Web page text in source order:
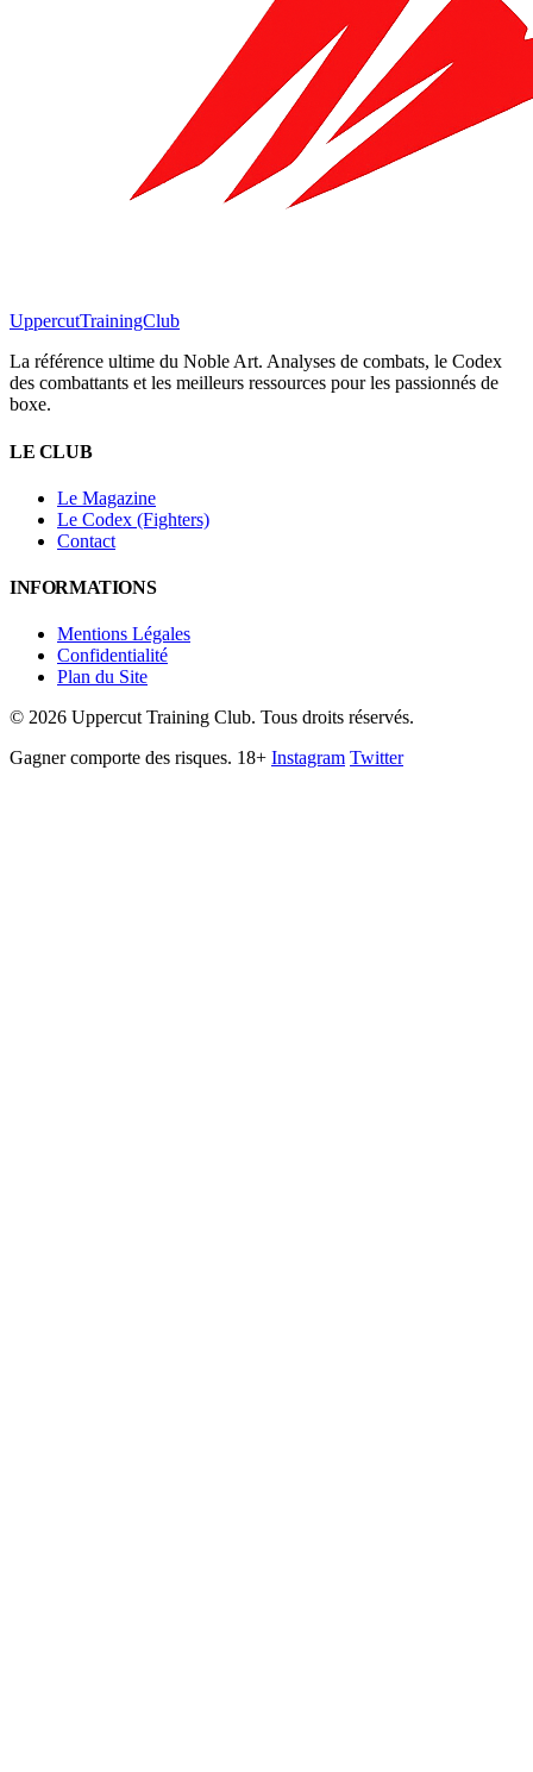
UppercutTrainingClub
La référence ultime du Noble Art. Analyses de combats, le Codex
des combattants et les meilleurs ressources pour les passionnés de
boxe.
LE CLUB
Le Magazine
Le Codex (Fighters)
Contact
INFORMATIONS
Mentions Légales
Confidentialité
Plan du Site
© 2026 Uppercut Training Club. Tous droits réservés.
Gagner comporte des risques. 18+ Instagram Twitter